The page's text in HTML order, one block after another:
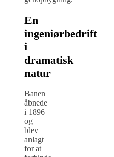
En
ingeniørbedrift
i
dramatisk
natur
Banen
åbnede
i 1896
og
blev
anlagt
for at